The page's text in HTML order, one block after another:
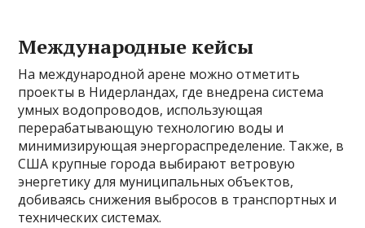
Международные кейсы
На международной арене можно отметить
проекты в Нидерландах, где внедрена система
умных водопроводов, использующая
перерабатывающую технологию воды и
минимизирующая энергораспределение. Также, в
США крупные города выбирают ветровую
энергетику для муниципальных объектов,
добиваясь снижения выбросов в транспортных и
технических системах.